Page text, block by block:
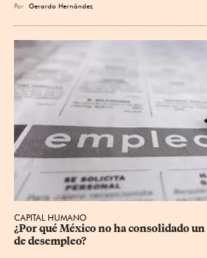
Por Gerardo Hernández
CAPITAL HUMANO
¿Por qué México no ha consolidado
de desempleo?